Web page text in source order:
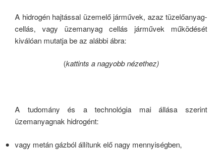
A hidrogén hajtással üzemelő járművek, azaz tüzelőanyag-
cellás, vagy üzemanyag cellás járművek működését
kiválóan mutatja be az alábbi ábra:
(kattints a nagyobb nézethez)
A tudomány és a technológia mai állása szerint
üzemanyagnak hidrogént:
vagy metán gázból állítunk elő nagy mennyiségben,